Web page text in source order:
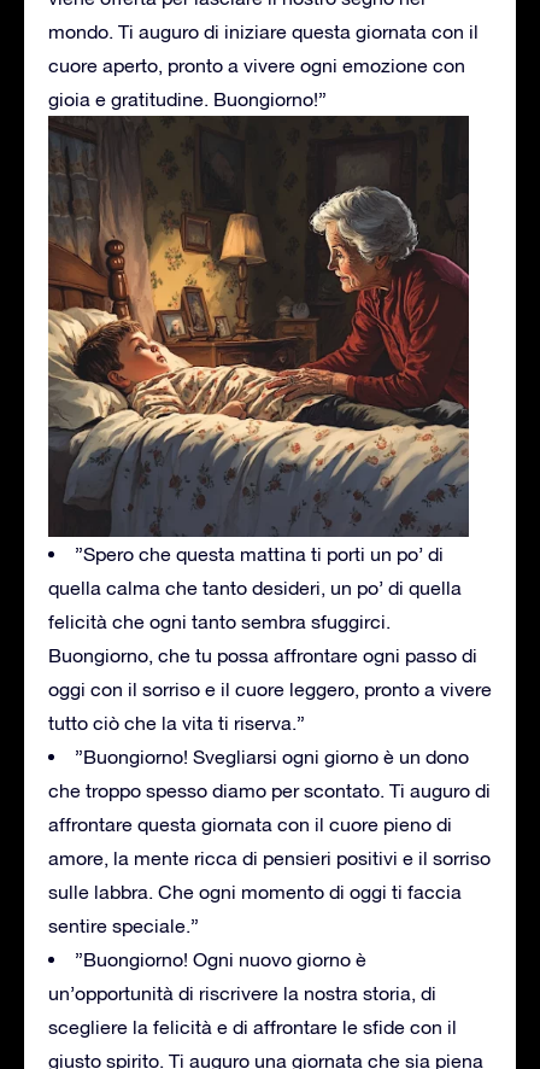
mondo. Ti auguro di iniziare questa giornata con il
cuore aperto, pronto a vivere ogni emozione con
gioia e gratitudine. Buongiorno!”
”Spero che questa mattina ti porti un po’ di
quella calma che tanto desideri, un po’ di quella
felicità che ogni tanto sembra sfuggirci.
Buongiorno, che tu possa affrontare ogni passo di
oggi con il sorriso e il cuore leggero, pronto a vivere
tutto ciò che la vita ti riserva.”
”Buongiorno! Svegliarsi ogni giorno è un dono
che troppo spesso diamo per scontato. Ti auguro di
affrontare questa giornata con il cuore pieno di
amore, la mente ricca di pensieri positivi e il sorriso
sulle labbra. Che ogni momento di oggi ti faccia
sentire speciale.”
”Buongiorno! Ogni nuovo giorno è
un’opportunità di riscrivere la nostra storia, di
scegliere la felicità e di affrontare le sfide con il
giusto spirito. Ti auguro una giornata che sia piena